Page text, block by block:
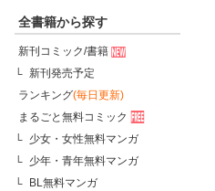
全書籍から探す
新刊コミック/書籍
新刊発売予定
ランキング(毎日更新)
まるごと無料コミック
少女・女性無料マンガ
少年・青年無料マンガ
BL無料マンガ